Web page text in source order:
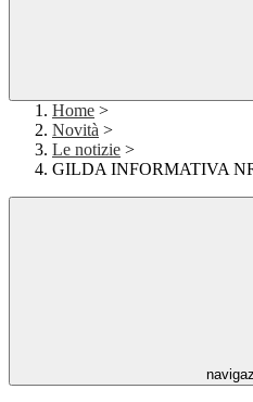
Home >
Novità >
Le notizie >
GILDA INFORMATIVA